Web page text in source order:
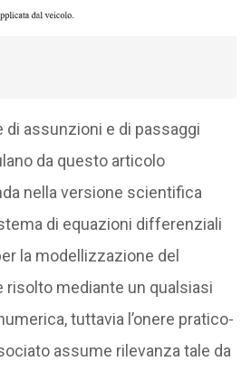
di assunzioni e di passaggi
da questo articolo
nella versione scientifica
di equazioni differenziali
la modellizzazione del
mediante un qualsiasi
tuttavia l’onere pratico-
assume rilevanza tale da